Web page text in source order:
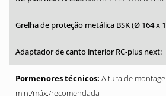
Altura de
min./máx./recomendada